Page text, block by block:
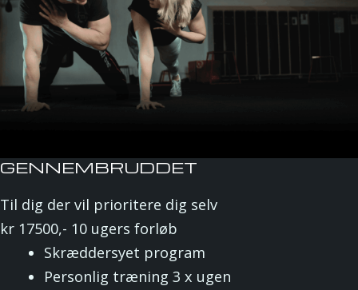
GENNEMBRUDDET
Til dig der vil prioritere dig selv
kr 17500,- 10 ugers forløb
Skræddersyet program
Personlig træning 3 x ugen